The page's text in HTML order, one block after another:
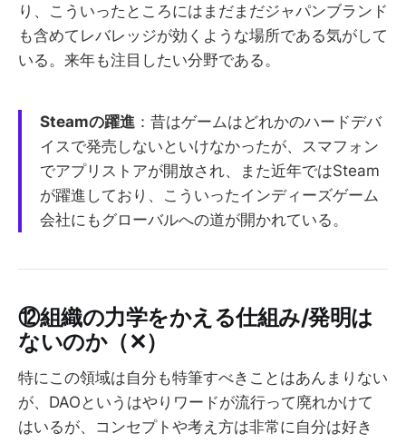
り、こういったところにはまだまだジャパンブランド
も含めてレバレッジが効くような場所である気がして
いる。来年も注目したい分野である。
Steamの躍進 ：昔はゲームはどれかのハードデバ
イスで発売しないといけなかったが、スマフォン
でアプリストアが開放され、また近年ではSteam
が躍進しており、こういったインディーズゲーム
会社にもグローバルへの道が開かれている。
⑫組織の力学をかえる仕組み/発明は
ないのか（✕）
特にこの領域は自分も特筆すべきことはあんまりない
が、DAOというはやりワードが流行って廃れかけて
はいるが、コンセプトや考え方は非常に自分は好き